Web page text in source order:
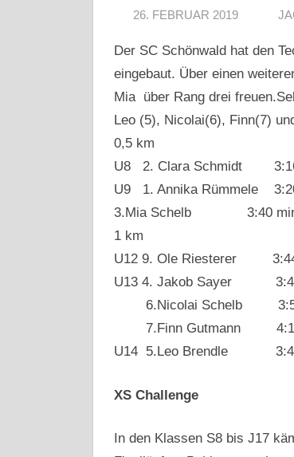
26. FEBRUAR 2019
Der SC Schönwald hat den
eingebaut. Über einen
Mia über Rang drei
Leo (5), Nicolai(6), Finn(7)
0,5 km
U8 2. Clara Schmidt
U9 1. Annika Rümmele
3.Mia Schelb 3:40
1 km
U12 9. Ole Riesterer
U13 4. Jakob Sayer
6.Nicolai Schelb
7.Finn Gutmann
U14 5.Leo Brendle
XS Challenge
In den Klassen S8 bis J17